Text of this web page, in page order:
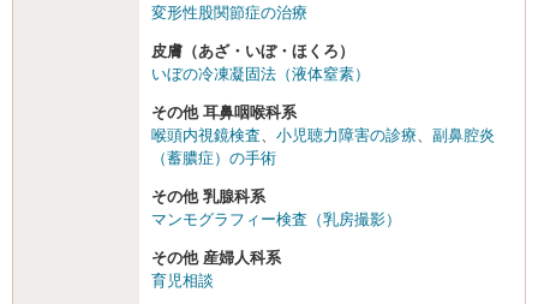
変形性股関節症の治療
皮膚（あざ・いぼ・ほくろ）
いぼの冷凍凝固法（液体窒素）
その他 耳鼻咽喉科系
喉頭内視鏡検査
小児聴力障害の診療
副鼻腔炎
（蓄膿症）の手術
その他 乳腺科系
マンモグラフィー検査（乳房撮影）
その他 産婦人科系
育児相談